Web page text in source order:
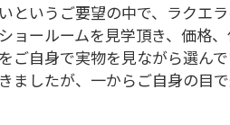
というご要望の中で、ラクエ
ョールームを見学頂き、価格
ご自身で実物を見ながら選ん
ましたが、一からご自身の目